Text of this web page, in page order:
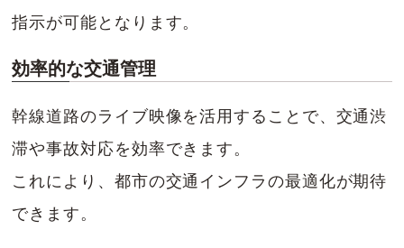
指示が可能となります。
効率的な交通管理
幹線道路のライブ映像を活用することで、交通渋
滞や事故対応を効率できます。
これにより、都市の交通インフラの最適化が期待
できます。